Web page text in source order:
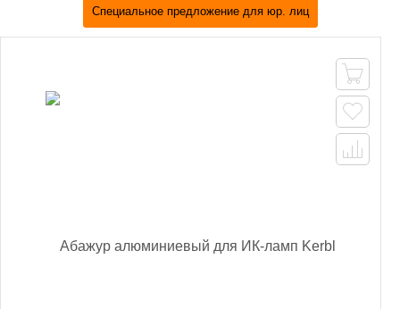
Специальное предложение для юр. лиц


